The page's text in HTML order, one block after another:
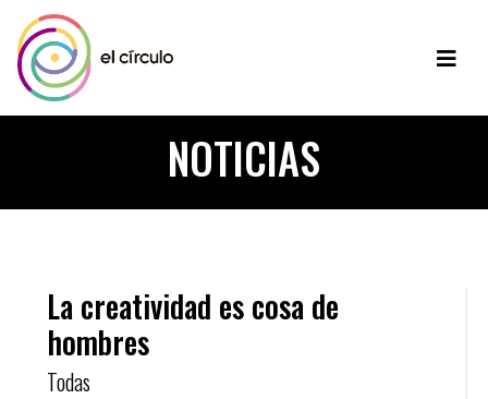
NOTICIAS
La creatividad es cosa de
hombres
Todas